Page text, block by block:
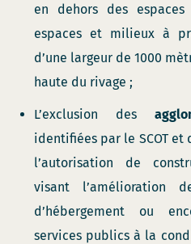
en dehors des
espaces et milieux à
d’une largeur de 1000
haute du rivage ;
L’exclusion des
identifiées par le SCOT
l’autorisation de
visant l’amélioration
d’hébergement ou
services publics à la